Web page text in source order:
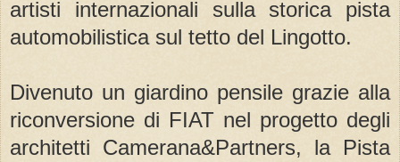
artisti internazionali sulla storica pista
automobilistica sul tetto del Lingotto.
Divenuto un giardino pensile grazie alla
riconversione di FIAT nel progetto degli
architetti Camerana&Partners, la Pista